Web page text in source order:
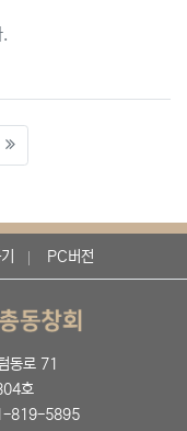
PC버전
동로 71
호
819-5895